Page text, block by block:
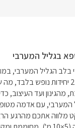
ספא
פרטיות
לימי
בנוסף,
לאורחים
מחוממת
מיטות
בגליל המערבי